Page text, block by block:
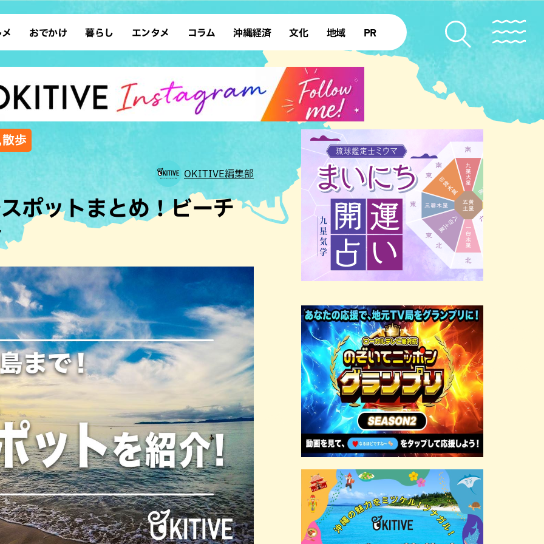
ン 沖縄そば
ウト カフェ
和食・日本料理
理
・焼肉 焼鳥・串料理
肉料理 居酒屋・バー
イキング
カレー
ガー タコス・タコライス
おでかけ
デート ドライブ
散歩 ソロ活
ショッピング ホテル
サウナ 公園
暮らし
レシピ SDGs
ファッション ローカルニュース
沖縄移住 沖縄旧暦行事
エンタメ
スポーツ 占い
タレント・芸人 テレビ
コラム 沖縄経済 文化
復帰50年
地域
本島北部 本島中部
本島南部 先島諸島
北部離島
PR
歩
OKITIVE編集部
ポットまとめ！ビーチ